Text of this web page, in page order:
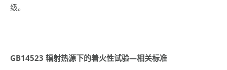
级‌。
GB14523 辐射热源下的着火性试验—相关标准